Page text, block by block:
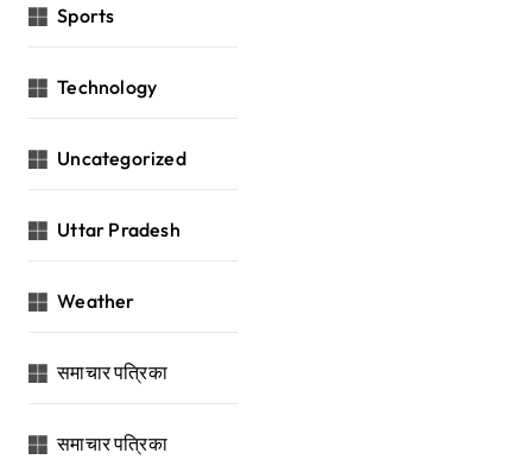
Sports
Technology
Uncategorized
Uttar Pradesh
Weather
समाचार पत्रिका
समाचार पत्रिका